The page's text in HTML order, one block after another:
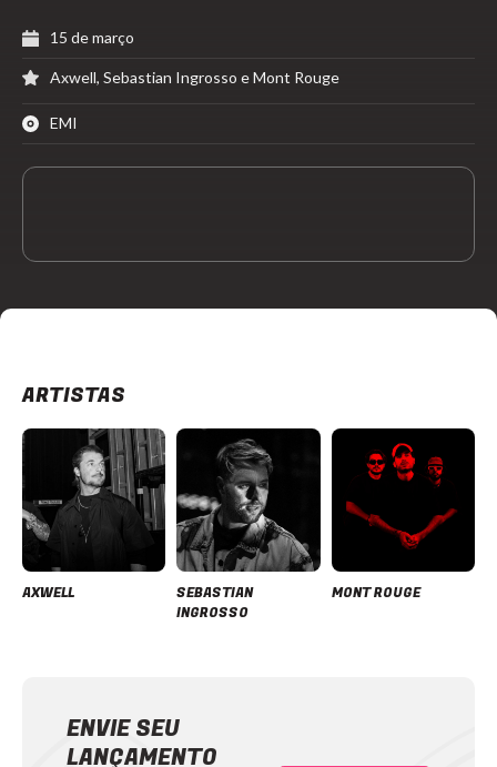
15 de março
Axwell, Sebastian Ingrosso e Mont Rouge
EMI
ARTISTAS
AXWELL
SEBASTIAN
INGROSSO
MONT ROUGE
ENVIE SEU
LANÇAMENTO